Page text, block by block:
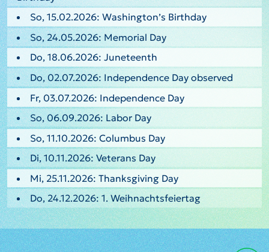
So, 15.02.2026: Washington’s Birthday
So, 24.05.2026: Memorial Day
Do, 18.06.2026: Juneteenth
Do, 02.07.2026: Independence Day observed
Fr, 03.07.2026: Independence Day
So, 06.09.2026: Labor Day
So, 11.10.2026: Columbus Day
Di, 10.11.2026: Veterans Day
Mi, 25.11.2026: Thanksgiving Day
Do, 24.12.2026: 1. Weihnachtsfeiertag